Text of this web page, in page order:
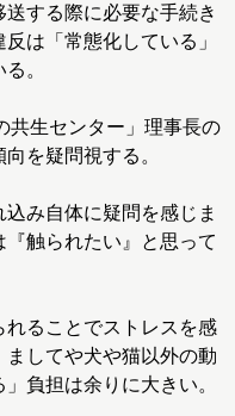
する際に必要な手続き
は「常態化している」
。
生センター」理事長の
を疑問視する。
込み自体に疑問を感じま
触られたい』と思って
ることでストレスを感
ましてや犬や猫以外の動
負担は余りに大きい。